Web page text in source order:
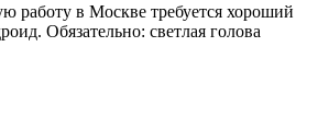
работу в Москве требуется хороший
Обязательно: светлая голова